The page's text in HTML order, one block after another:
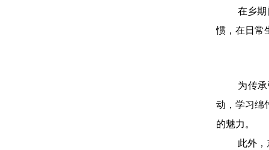
在乡
惯，在日常
为传
动，学习绵
的魅力。
此外